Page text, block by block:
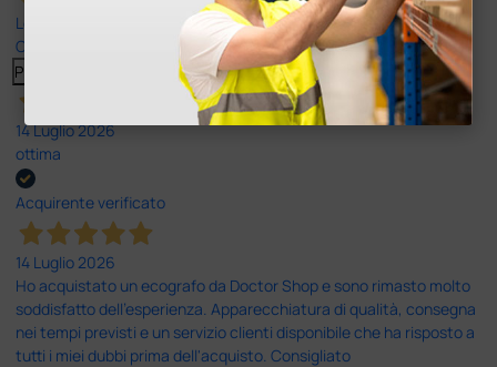
Le nostre recensioni a 4 e 5 stelle.
Clicca qui per leggerle tutte >
Precedente
Successivo
14 Luglio 2026
ottima
Acquirente verificato
14 Luglio 2026
Ho acquistato un ecografo da Doctor Shop e sono rimasto molto
soddisfatto dell'esperienza. Apparecchiatura di qualità, consegna
nei tempi previsti e un servizio clienti disponibile che ha risposto a
tutti i miei dubbi prima dell'acquisto. Consigliato